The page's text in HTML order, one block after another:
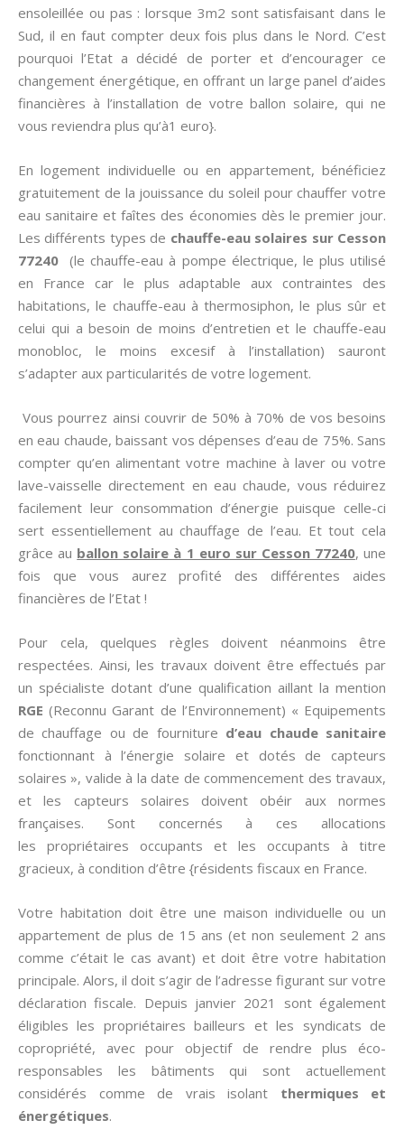
ensoleillée ou pas : lorsque 3m2 sont satisfaisant dans le
Sud, il en faut compter deux fois plus dans le Nord. C’est
pourquoi l’Etat a décidé de porter et d’encourager ce
changement énergétique, en offrant un large panel d’aides
financières à l’installation de votre ballon solaire, qui ne
vous reviendra plus qu’à1 euro}.
En logement individuelle ou en appartement, bénéficiez
gratuitement de la jouissance du soleil pour chauffer votre
eau sanitaire et faîtes des économies dès le premier jour.
Les différents types de chauffe-eau solaires sur Cesson
77240 (le chauffe-eau à pompe électrique, le plus utilisé
en France car le plus adaptable aux contraintes des
habitations, le chauffe-eau à thermosiphon, le plus sûr et
celui qui a besoin de moins d’entretien et le chauffe-eau
monobloc, le moins excesif à l’installation) sauront
s’adapter aux particularités de votre logement.
Vous pourrez ainsi couvrir de 50% à 70% de vos besoins
en eau chaude, baissant vos dépenses d’eau de 75%. Sans
compter qu’en alimentant votre machine à laver ou votre
lave-vaisselle directement en eau chaude, vous réduirez
facilement leur consommation d’énergie puisque celle-ci
sert essentiellement au chauffage de l’eau. Et tout cela
grâce au ballon solaire à 1 euro sur Cesson 77240, une
fois que vous aurez profité des différentes aides
financières de l’Etat !
Pour cela, quelques règles doivent néanmoins être
respectées. Ainsi, les travaux doivent être effectués par
un spécialiste dotant d’une qualification aillant la mention
RGE(Reconnu Garant de l’Environnement) « Equipements
de chauffage ou de fourniture d’eau chaude sanitaire
fonctionnant à l’énergie solaire et dotés de capteurs
solaires », valide à la date de commencement des travaux,
et les capteurs solaires doivent obéir aux normes
françaises. Sont concernés à ces allocations
les propriétaires occupants et les occupants à titre
gracieux, à condition d’être {résidents fiscaux en France.
Votre habitation doit être une maison individuelle ou un
appartement de plus de 15 ans (et non seulement 2 ans
comme c’était le cas avant) et doit être votre habitation
principale. Alors, il doit s’agir de l’adresse figurant sur votre
déclaration fiscale. Depuis janvier 2021 sont également
éligibles les propriétaires bailleurs et les syndicats de
copropriété, avec pour objectif de rendre plus éco-
responsables les bâtiments qui sont actuellement
considérés comme de vrais isolant thermiques et
énergétiques.